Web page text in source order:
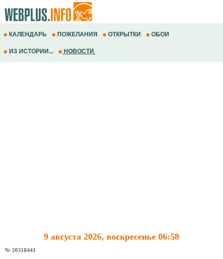
КАЛЕНДАРЬ ПОЖЕЛАНИЯ ОТКРЫТКИ ОБОИ
ИЗ ИСТОРИИ... НОВОСТИ
9 августа 2026, воскресенье 06:58
№ 20318441